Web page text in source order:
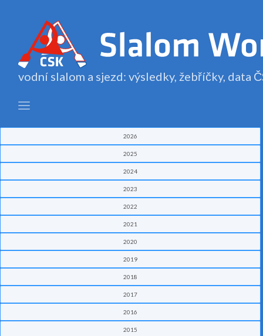
vodní slalom a sjezd: výsledky, žebříčky, data
2026
2025
2024
2023
2022
2021
2020
2019
2018
2017
2016
2015